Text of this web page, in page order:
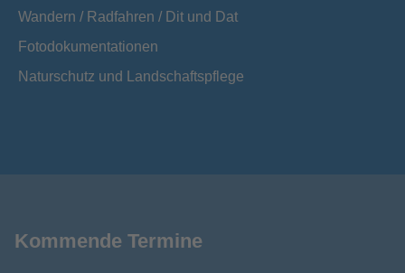
Wandern / Radfahren / Dit und Dat
Fotodokumentationen
Naturschutz und Landschaftspflege
Kommende Termine